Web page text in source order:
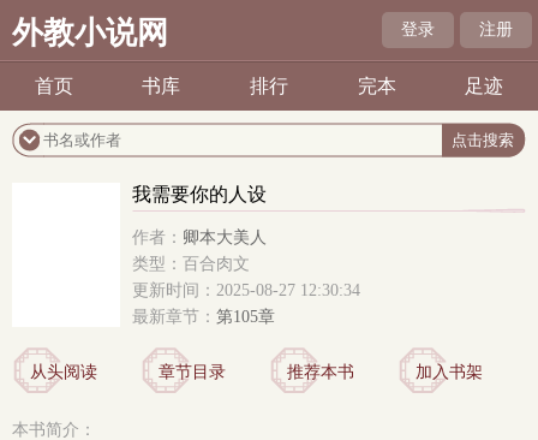
外教小说网 登录 注册
首页 书库 排行 完本 足迹
我需要你的人设
作者： 卿本大美人
类型：百合肉文
更新时间：2025-08-27 12:30:34
最新章节： 第105章
从头阅读 章节目录 推荐本书 加入书架
本书简介：